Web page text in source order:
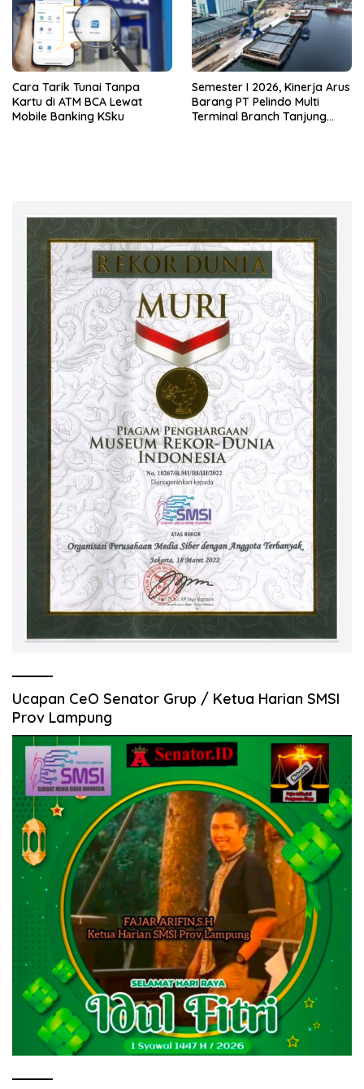
Cara Tarik Tunai Tanpa
Kartu di ATM BCA Lewat
Mobile Banking KSku
Semester I 2026, Kinerja Arus
Barang PT Pelindo Multi
Terminal Branch Tanjung
Ucapan CeO Senator Grup / Ketua Harian SMSI
Prov Lampung